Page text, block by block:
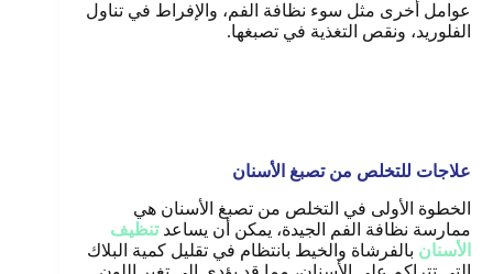
عوامل أخرى مثل سوء نظافة الفم، والإفراط في تناول
الفلوريد، ونقص التغذية في تصبغها.
علاجات للتخلص من تصبغ الأسنان
الخطوة الأولى في التخلص من تصبغ الأسنان هي
ممارسة نظافة الفم الجيدة، يمكن أن يساعدتنظيف
الأسنان بالفرشاة والخيط بانتظام في تقليل كمية البلاك